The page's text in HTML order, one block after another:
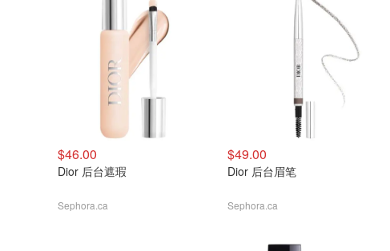
$46.00
Dior 后台遮瑕
Sephora.ca
$49.00
Dior 后台眉笔
Sephora.ca